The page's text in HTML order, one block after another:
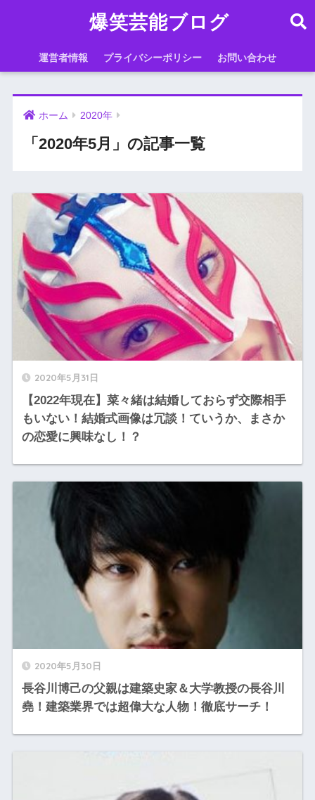
爆笑芸能ブログ
運営者情報 プライバシーポリシー お問い合わせ
ホーム 2020年
「2020年5月」の記事一覧
2020年5月31日
【2022年現在】菜々緒は結婚しておらず交際相手
もいない！結婚式画像は冗談！ていうか、まさか
の恋愛に興味なし！？
2020年5月30日
長谷川博己の父親は建築史家＆大学教授の長谷川
堯！建築業界では超偉大な人物！徹底サーチ！